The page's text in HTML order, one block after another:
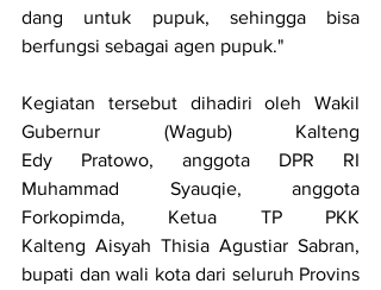
dang untuk pupuk, sehingga bisa
berfungsi sebagai agen pupuk."
Kegiatan tersebut dihadiri oleh Wakil
Gubernur (Wagub) Kalteng
Edy Pratowo, anggota DPR RI
Muhammad Syauqie, anggota
Forkopimda, Ketua TP PKK
Kalteng Aisyah Thisia Agustiar Sabran,
bupati dan wali kota dari seluruh Provins